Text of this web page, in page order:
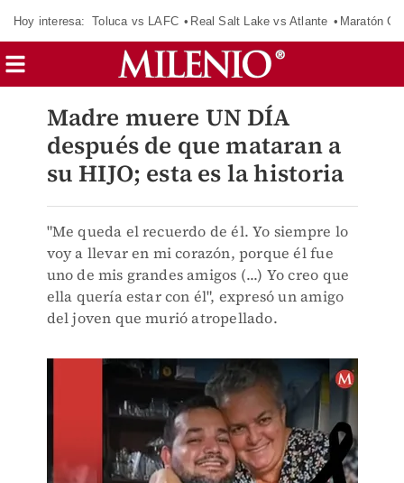
Hoy interesa: Toluca vs LAFC Real Salt Lake vs Atlante Maratón
Madre muere UN DÍA
después de que mataran a
su HIJO; esta es la historia
"Me queda el recuerdo de él. Yo siempre lo
voy a llevar en mi corazón, porque él fue
uno de mis grandes amigos (...) Yo creo que
ella quería estar con él", expresó un amigo
del joven que murió atropellado.